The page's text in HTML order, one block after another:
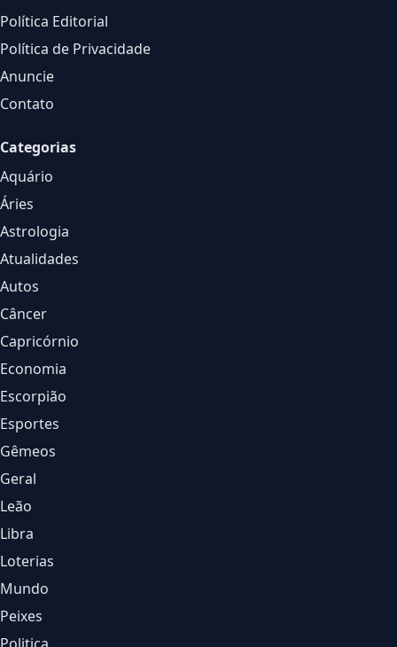
Política Editorial
Política de Privacidade
Anuncie
Contato
Categorias
Aquário
Áries
Astrologia
Atualidades
Autos
Câncer
Capricórnio
Economia
Escorpião
Esportes
Gêmeos
Geral
Leão
Libra
Loterias
Mundo
Peixes